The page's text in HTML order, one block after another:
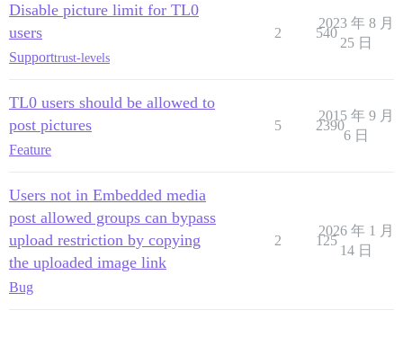
Disable picture limit for TL0
users
Supporttrust-levels
2 540
2023 年 8 月
25 日
TL0 users should be allowed to
post pictures
Feature
5 2390
2015 年 9 月
6 日
Users not in Embedded media
post allowed groups can bypass
upload restriction by copying
the uploaded image link
Bug
2 125
2026 年 1 月
14 日